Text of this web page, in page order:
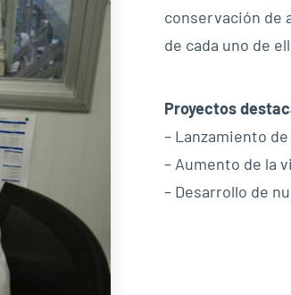
conservación de
de cada uno de
Proyectos
– Lanzamiento
– Aumento de la
– Desarrollo de